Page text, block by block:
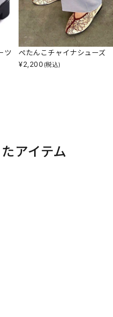
ツ
ぺたんこチャイナシューズ
¥2,200 (税込)
アイテム